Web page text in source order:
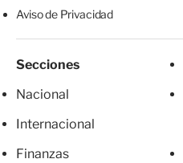
Aviso de Privacidad
Secciones
Nacional
Internacional
Finanzas